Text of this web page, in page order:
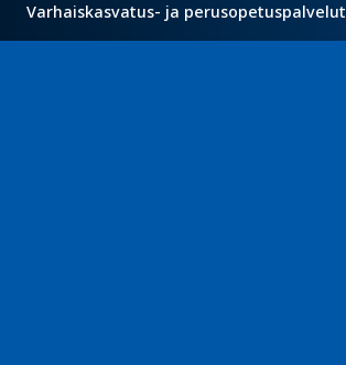
Varhaiskasvatus- ja perusopetuspalvelut